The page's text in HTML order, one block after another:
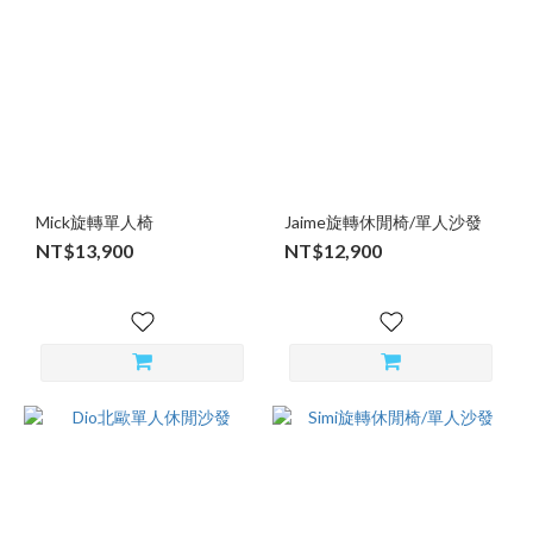
Mick旋轉單人椅
NT$13,900
Jaime旋轉休閒椅/單人沙發
NT$12,900